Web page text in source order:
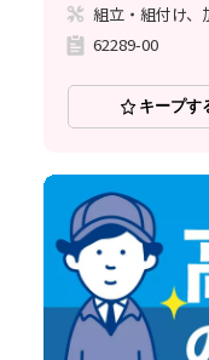
62289-00
キープす